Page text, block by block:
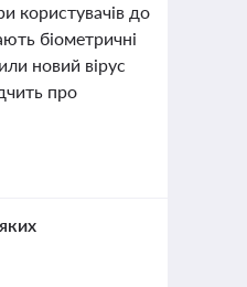
користувачів до
біометричні
новий вірус
про